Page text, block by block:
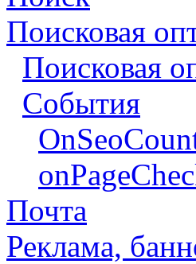
Поисковая
Поисковая
События
Почта
Реклама,